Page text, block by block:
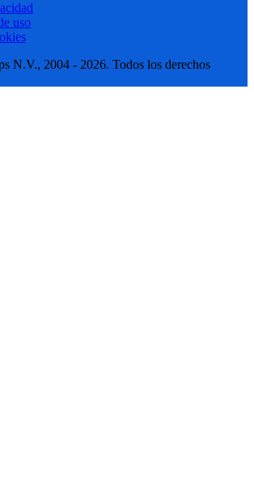
uso
N.V., 2004 - 2026. Todos los derechos